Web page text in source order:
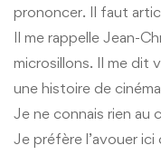
prononcer. Il faut
Il me rappelle Jean-
microsillons. Il me dit
une histoire de
Je ne connais rien au
Je préfère l’avouer